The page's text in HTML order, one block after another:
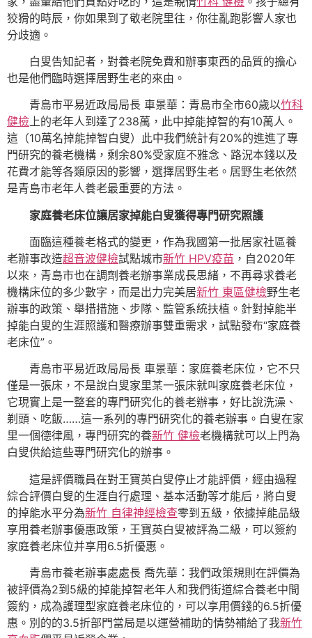
狡猾的時辰，你如果到了敬老院里往，你往亂跑影響人家也
分歧適。
白叟告知記者，對養老院免費和辦事東西的品質的擔心
也是他們臨時選擇居野生老的來由。
青島市平易近政局局長 車景華：青島市全市60歲以竹科
健檢上的老年人到達了238萬，此中掉能掉智的有10萬人。
這（10萬名掉能掉智白叟）此中我們統計有20%的進進了專
門研究的養老機構，剩余80%受家庭不雅念、路況本錢以及
花費才能等各類原因的影響，選擇居野生老。居野生老依然
是青島市老年人養老最重要的方法。
家庭養老床位讓居家掉能白叟獲得專門研究照護
面臨這種養老格式的變更，作為我國第一批居家社區養
老辦事改造超音波健檢試點城市新竹 HPV疫苗 ，自2020年
以來，青島市也在調劑養老辦事業成長思緒，不再尋求養老
機構床位的多少數字，而是出力完美居新竹 東區健檢野生老
辦事的政策、舉措措施、步隊、監管系統扶植。針對掉能半
掉能白叟的生涯照護和醫療辦事雙重需求，試點發布“家庭養
老床位”。
青島市平易近政局局長 車景華：家庭養老床位，它不只
僅是一張床，不是說白叟家里某一張床就叫家庭養老床位，
它現實上是一整套的專門研究化的養老辦事，好比說洗澡、
剃頭、吃飯……這一系列的專門研究化的養老辦事。白叟在家
里一個德律風，專門研究的養新竹 健檢老機構就可以上門為
白叟供給這些專門研究化的辦事。
這是評價職員在對王寶英白叟停止才能評價，經由過程
綜合評價白叟的生涯自行處理、基本活動等才能后，將白叟
的掉能水平分為新竹 自律神經檢查零到五級，依據掉能品級
享用養老辦事優惠政策，王寶英白叟被評為二級，可以簽約
家庭養老床位并享用6.5折優惠。
青島市養老辦事處處長 喬先華：我們政策規則在評價為
被評價為2到5級的掉能掉智老年人和我們街道綜合養老中間
簽約，成為護理型家庭養老床位的，可以享用價錢的6.5折優
惠。別的的3.5折部門當局是以運營補助的情勢補給了我新竹